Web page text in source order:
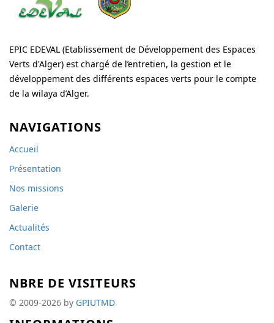
EPIC EDEVAL (Etablissement de Développement des Espaces
Verts d'Alger) est chargé de l’entretien, la gestion et le
développement des différents espaces verts pour le compte
de la wilaya d’Alger.
NAVIGATIONS
Accueil
Présentation
Nos missions
Galerie
Actualités
Contact
NBRE DE VISITEURS
© 2009-2026 by GPIUTMD